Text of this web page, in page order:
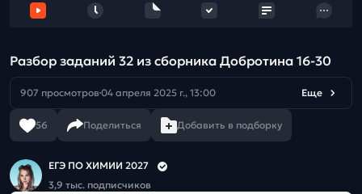
отзыв
Разбор заданий 32 из сборника Добротина 16-30
907 просмотров 04 апреля 2025 г., 13:00 Еще
56 Поделиться Добавить в подборку
ЕГЭ ПО ХИМИИ 2027
3,9 тыс. подписчиков